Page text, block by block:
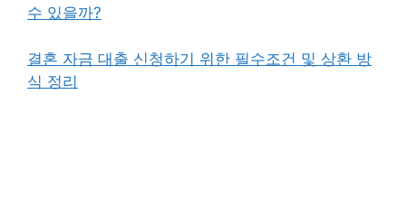
수 있을까?
결혼 자금 대출 신청하기 위한 필수조건 및 상환 방
식 정리